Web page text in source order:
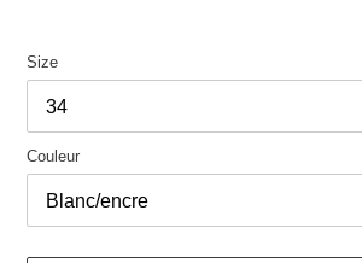
Size
Couleur